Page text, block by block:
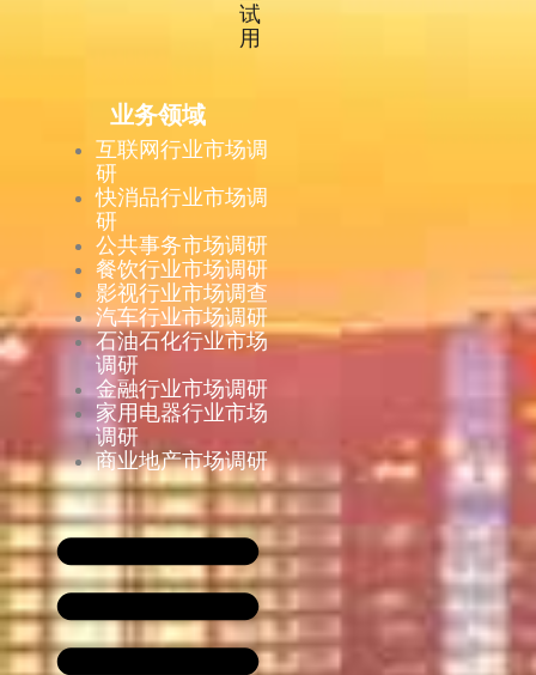
试
用
业务领域
互联网行业市场调
研
快消品行业市场调
研
公共事务市场调研
餐饮行业市场调研
影视行业市场调查
汽车行业市场调研
石油石化行业市场
调研
金融行业市场调研
家用电器行业市场
调研
商业地产市场调研